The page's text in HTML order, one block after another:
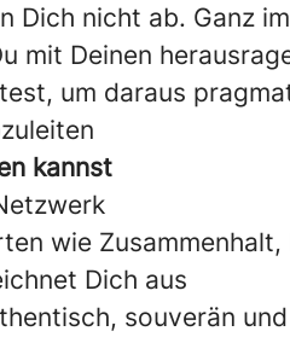
Dich nicht ab. Ganz
mit Deinen
um daraus
kannst
wie
Dich aus
souverän